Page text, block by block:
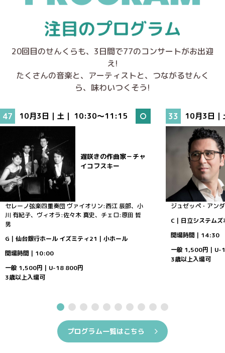
20回目のせんくらも、3日間で77のコンサートがお出迎
え!
たくさんの音楽と、アーティストと、つながるせんく
ら、味わいつくそう!
47 10月3日｜土｜ 10:30～11:15
遅咲きの作曲家－チャ
イコフスキー
セレーノ弦楽四重奏団 ヴァイオリン:西江 辰郎、小
川 有紀子、ヴィオラ:佐々木 真史、チェロ:原田 哲
男
開場時間｜10:00
一般 1,500円｜U-18 800円
3歳以上入場可
G｜仙台銀行ホール イズミティ21｜小ホール
33 10月3日｜
ジュゼッペ・アン
開場時間｜14:30
一般 1,500円｜U-
3歳以上入場可
C｜日立システム
プログラム一覧はこちら